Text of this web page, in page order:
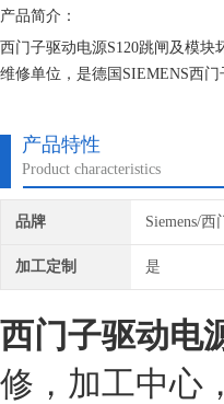
产品简介：
西门子驱动电源S120跳闸及模
维修单位，是德国SIEMENS西
产品特性
Product characteristics
品牌 Siemens/西
加工定制 是
西门子驱动电
修，加工中心